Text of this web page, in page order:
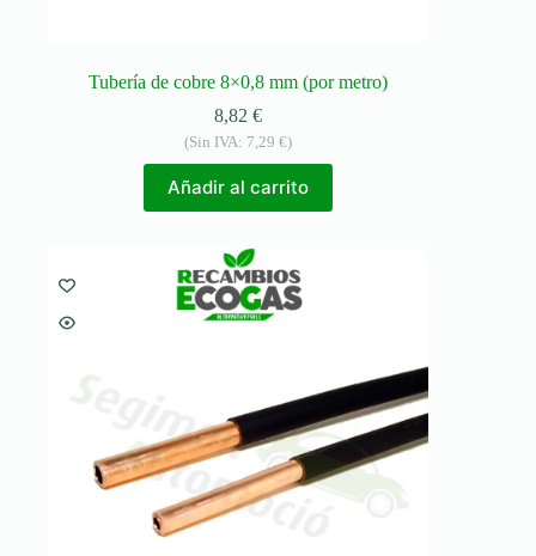
Tubería de cobre 8×0,8 mm (por metro)
8,82€
(Sin IVA: 7,29€)
Añadir al carrito